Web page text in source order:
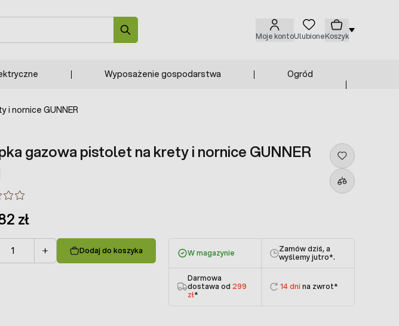
Moje kontoUlubioneKoszyk
Wyposażenie gospodarstwa Ogród
i nornice GUNNER
gazowa pistolet na krety i nornice GUNNER
zł
Dodaj do koszyka W magazynie
Zamów dziś, a
wyślemy jutro*.
Darmowa
dostawa od 299
zł*
14 dni na zwrot*